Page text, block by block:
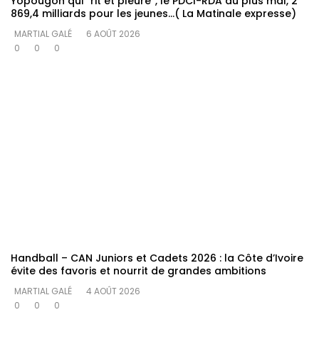
869,4 milliards pour les jeunes…( La Matinale expresse)
MARTIAL GALÉ
6 AOÛT 2026
0
0 0
Handball – CAN Juniors et Cadets 2026 : la Côte d’Ivoire
évite des favoris et nourrit de grandes ambitions
MARTIAL GALÉ
4 AOÛT 2026
0
0 0